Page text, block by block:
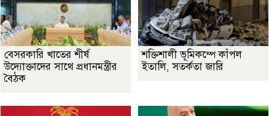
বেসরকারি খাতের শীর্ষ
উদ্যোক্তাদের সাথে প্রধানমন্ত্রীর
বৈঠক
শক্তিশালী ভূমিকম্পে কাঁপল
ইতালি, সতর্কতা জারি